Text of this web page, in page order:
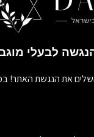
לבעלי
את הנגשת האתר!